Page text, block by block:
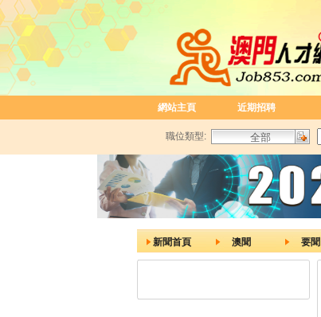
網站主頁 近期招聘
職位類型:
新聞首頁 澳聞 要聞